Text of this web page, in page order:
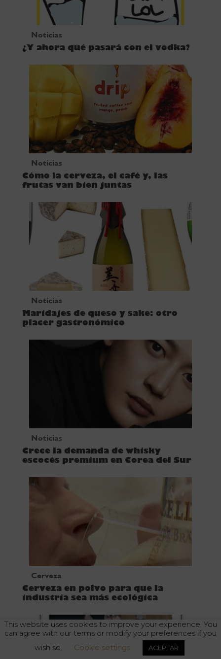
Noticias
¿Y ahora qué pasará con el vodka?
Noticias
Cómo la cerveza, el café y, las
frutas van bien juntas
Noticias
Maridajes de queso y sake: otro
placer gastronómico
Noticias
Crece la demanda de whisky
escocés premium en Corea del Sur
Cerveza
Cerveza en polvo para que la
industria sea más ecológica
El abuso de alcohol es dañino para la salud. Consuma con moderación.
This website uses cookies to improve your experience. You
can agree with our terms or modify your preferences if you
wish so.
Cookie settings ACEPTAR